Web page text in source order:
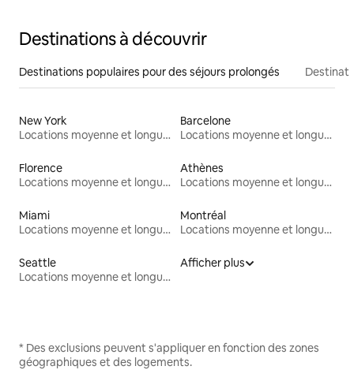
Destinations à découvrir
Destinations populaires pour des séjours prolongés
New York
Locations moyenne et longue durée
Barcelone
Locations moyenne et longue durée
Florence
Locations moyenne et longue durée
Athènes
Locations moyenne et longue durée
Miami
Locations moyenne et longue durée
Montréal
Locations moyenne et longue durée
Seattle
Locations moyenne et longue durée
Afficher plus
* Des exclusions peuvent s'appliquer en fonction des zones
géographiques et des logements.